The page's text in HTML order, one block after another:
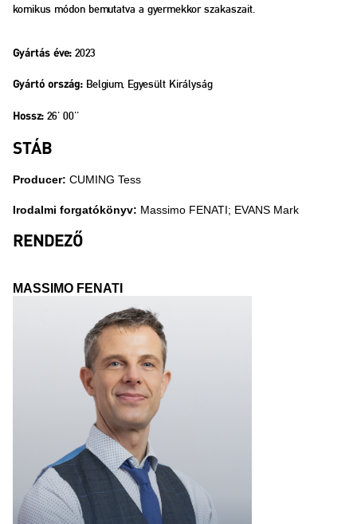
komikus módon bemutatva a gyermekkor szakaszait.
Gyártás éve: 2023
Gyártó ország: Belgium, Egyesült Királyság
Hossz: 26' 00''
STÁB
Producer: CUMING Tess
Irodalmi forgatókönyv: Massimo FENATI; EVANS Mark
RENDEZŐ
MASSIMO FENATI